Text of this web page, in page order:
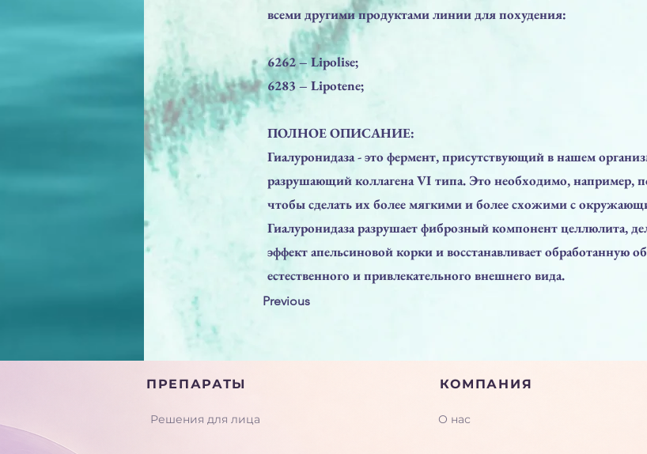
всеми другими продуктами линии для похудения:
6262 – Lipolise;
6283 – Lipotene;
ПОЛНОЕ ОПИСАНИЕ:
Гиалуронидаза - это фермент, присутствующий в нашем
разрушающий коллагена VI типа. Это необходимо, например,
чтобы сделать их более мягкими и более схожими с
Гиалуронидаза разрушает фиброзный компонент целлюлита,
эффект апельсиновой корки и восстанавливает обработанную
естественного и привлекательного внешнего вида.
Previous
ПРЕПАРАТЫ
Решения для лица
КОМПАНИЯ
О нас